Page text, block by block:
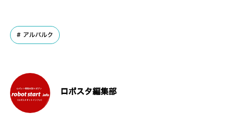
アルバルク
ロボスタ編集部